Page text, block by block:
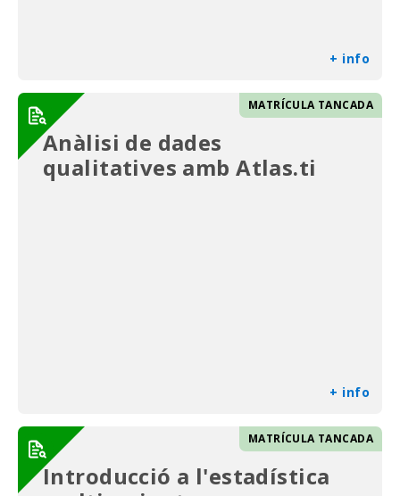
+ info
MATRÍCULA TANCADA
Anàlisi de dades
qualitatives amb Atlas.ti
+ info
MATRÍCULA TANCADA
Introducció a l'estadística